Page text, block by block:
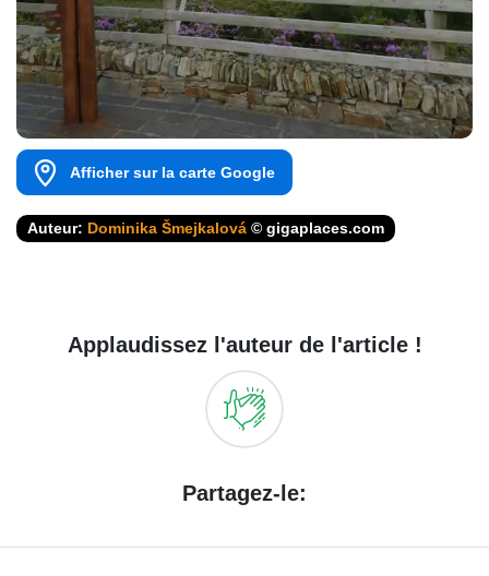
Afficher sur la carte Google
Auteur: Dominika Šmejkalová © gigaplaces.com
Applaudissez l'auteur de l'article !
Partagez-le: